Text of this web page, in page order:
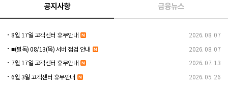
공지사항 금융뉴스
8월 17일 고객센터 휴무안내 2026. 08. 07
■(필독) 08/13(목) 서버 점검 안내 2026. 08. 07
7월 17일 고객센터 휴무안내 2026. 07. 13
6월 3일 고객센터 휴무안내 2026. 05. 26